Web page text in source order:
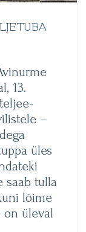
13.
–
üles
saab tulla
lõime
on üleval